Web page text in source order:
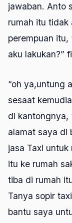
jawaban. Anto
rumah itu tidak
perempuan itu,
aku lakukan?”
“oh ya,untung
sesaat
di kantongnya,
alamat saya di
jasa Taxi
itu ke rumah
tiba di rumah
Tanya sopir
bantu saya